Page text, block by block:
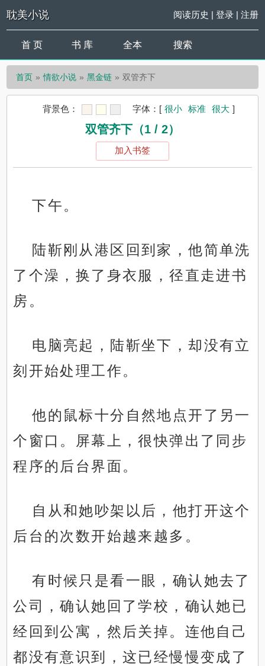
耽美小说 阅读历史 | 登录| 注册
首 页 书 库 全本 搜索
首页 情欲小说 黑金链 双管齐下
背景色： 字体： [ 很小 标准 很大 ]
双管齐下（1 / 2）
加入书签
下午。
陆靳刚从港区回到家，他简单洗
了个澡，换了身衣服，径直走进书
房。
电脑亮起，陆靳坐下，却没有立
刻开始处理工作。
他的鼠标十分自然地点开了另一
个窗口。屏幕上，很快弹出了同步
程序的后台界面。
自从和她吵架以后，他打开这个
后台的次数开始越来越多。
有时候只是看一眼，确认她去了
公司，确认她回了学校，确认她已
经回到公寓，然后关掉。连他自己
都没有意识到，这已经慢慢变成了